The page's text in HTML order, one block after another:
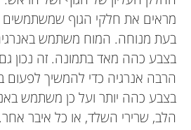
מראים את חלקי הגוף שמשתמשים
בעת מנוחה. המוח משתמש
בצבע כהה מאד בתמונה. זה נכון
הרבה אנרגיה כדי להמשיך לפעום
בצבע כהה יותר ועל כן משתמש
הלב, שרירי השלד, או כל איבר